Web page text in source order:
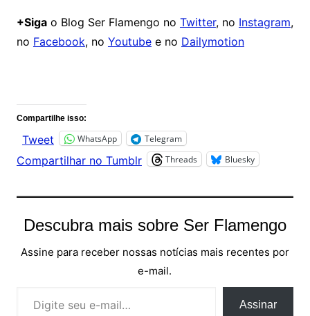
+Sigao Blog Ser Flamengo no Twitter, no Instagram,
no Facebook, no Youtubee no Dailymotion
Compartilhe isso:
Tweet WhatsApp Telegram
Compartilhar no Tumblr Threads Bluesky
Descubra mais sobre Ser Flamengo
Assine para receber nossas notícias mais recentes por
e-mail.
Assinar